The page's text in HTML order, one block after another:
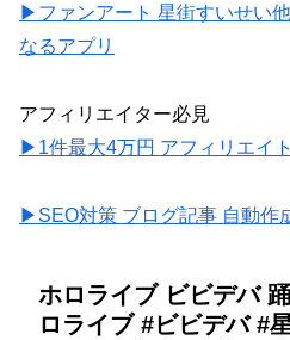
▶ファンアート 星街すいせい
なるアプリ
アフィリエイター必見
▶1件最大4万円 アフィリエイ
▶SEO対策 ブログ記事 自動作
ホロライブ ビビデバ
ロライブ #ビビデバ #